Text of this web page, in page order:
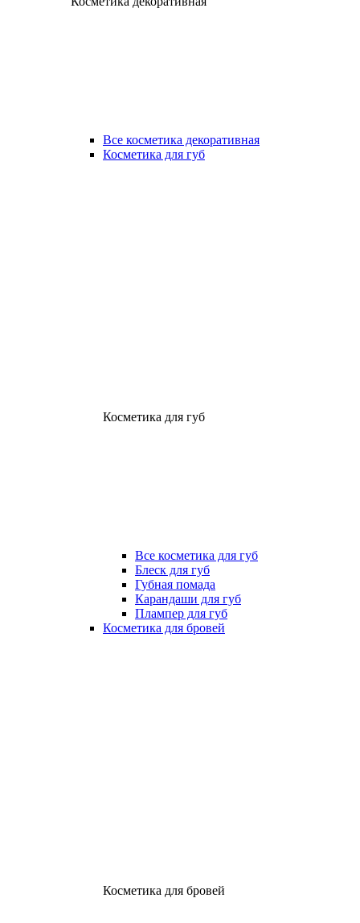
Все косметика декоративная
Косметика для губ
Косметика для губ
Все косметика для губ
Блеск для губ
Губная помада
Карандаши для губ
Плампер для губ
Косметика для бровей
Косметика для бровей